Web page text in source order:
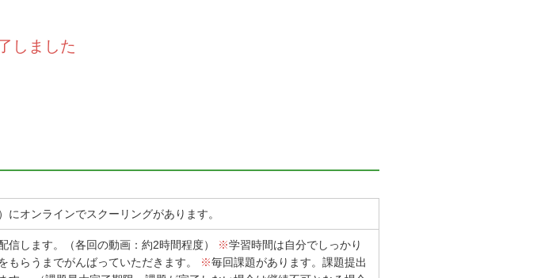
しました
にオンラインでスクーリングがあります。
します。（各回の動画：約2時間程度） ※学習時間は自分でしっかり
もらうまでがんばっていただきます。
※毎回課題があります。課題提出